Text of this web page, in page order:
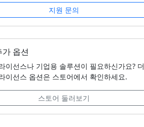
지원 문의
가 옵션
이선스나 기업용 솔루션이 필요하신가요? 더
이선스 옵션은 스토어에서 확인하세요.
스토어 둘러보기